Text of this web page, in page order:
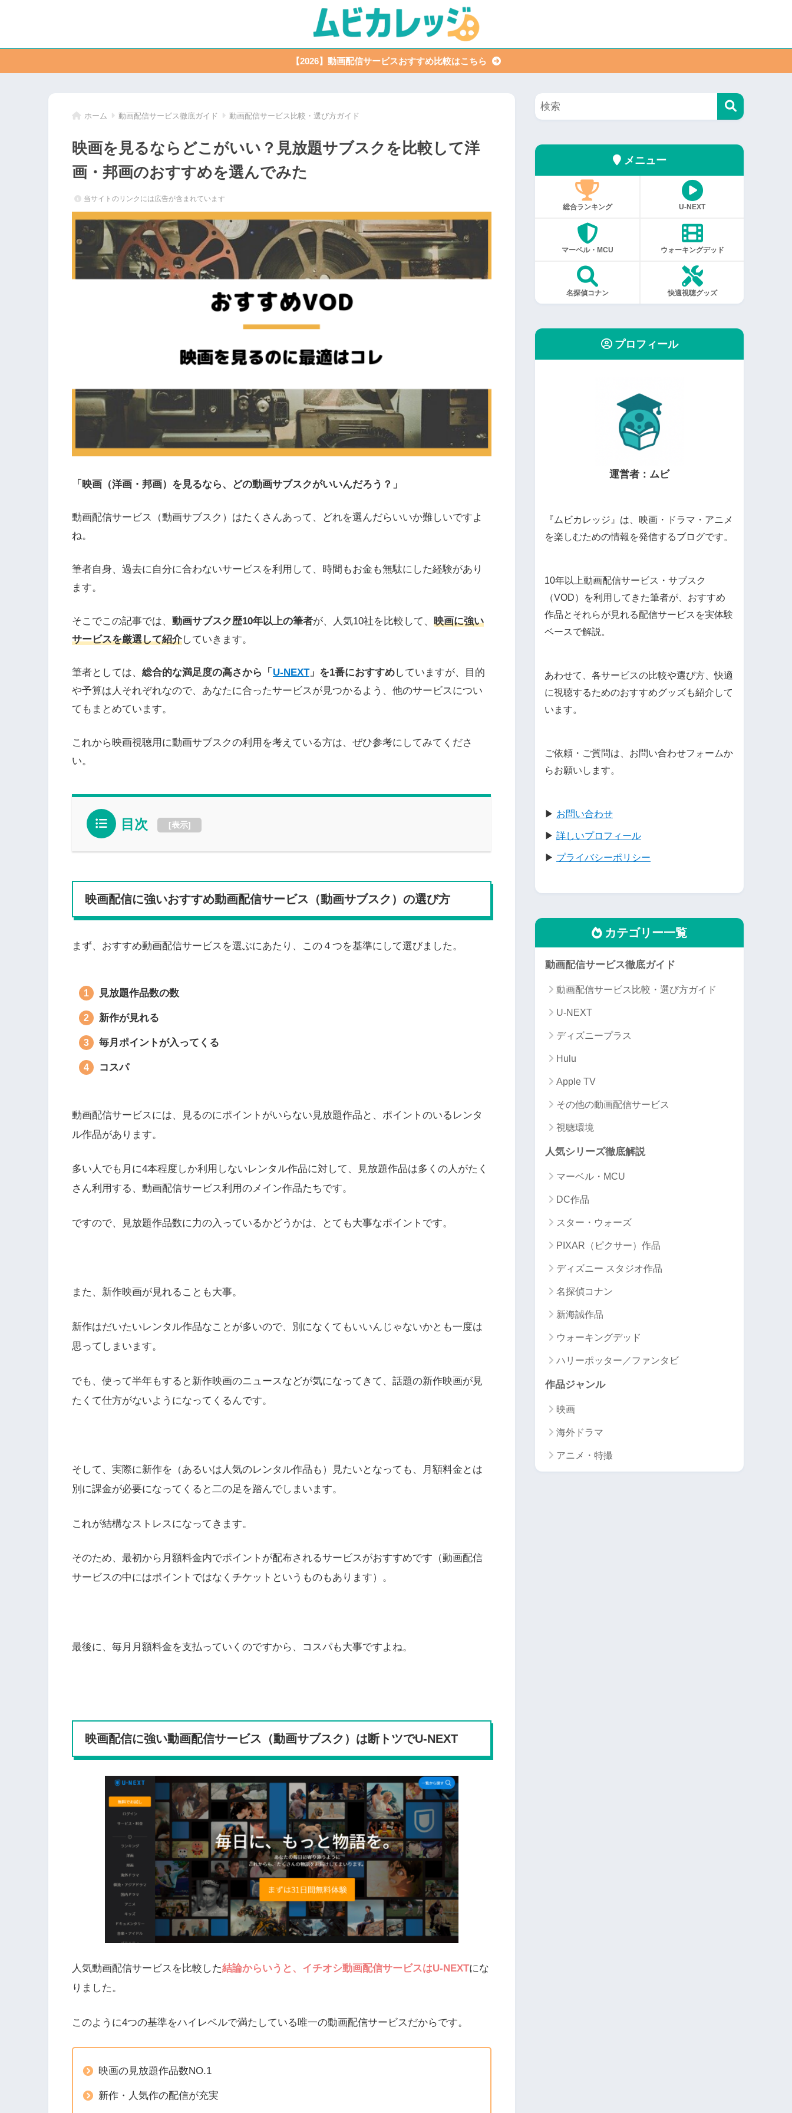
【2026】動画配信サービスおすすめ比較はこちら
ホーム 動画配信サービス徹底ガイド 動画配信サービス比較・選び方ガイド
映画を見るならどこがいい？見放題サブスクを比較して洋
画・邦画のおすすめを選んでみた
当サイトのリンクには広告が含まれています
「映画（洋画・邦画）を見るなら、どの動画サブスクがいいんだろう？」
動画配信サービス（動画サブスク）はたくさんあって、どれを選んだらいいか難しいですよ
ね。
筆者自身、過去に自分に合わないサービスを利用して、時間もお金も無駄にした経験があり
ます。
そこでこの記事では、 動画サブスク歴10年以上の筆者が、人気10社を比較して、 映画に強い
サービスを厳選して紹介していきます。
筆者としては、 総合的な満足度の高さから「 U-NEXT」を1番におすすめしていますが、目的
や予算は人それぞれなので、あなたに合ったサービスが見つかるよう、他のサービスについ
てもまとめています。
これから映画視聴用に動画サブスクの利用を考えている方は、ぜひ参考にしてみてくださ
い。
目次 [表示]
映画配信に強いおすすめ動画配信サービス（動画サブスク）の選び方
まず、おすすめ動画配信サービスを選ぶにあたり、この４つを基準にして選びました。
見放題作品数の数
新作が見れる
毎月ポイントが入ってくる
コスパ
動画配信サービスには、見るのにポイントがいらない見放題作品と、ポイントのいるレンタ
ル作品があります。
多い人でも月に4本程度しか利用しないレンタル作品に対して、見放題作品は多くの人がたく
さん利用する、動画配信サービス利用のメイン作品たちです。
ですので、見放題作品数に力の入っているかどうかは、とても大事なポイントです。
また、新作映画が見れることも大事。
新作はだいたいレンタル作品なことが多いので、別になくてもいいんじゃないかとも一度は
思ってしまいます。
でも、使って半年もすると新作映画のニュースなどが気になってきて、話題の新作映画が見
たくて仕方がないようになってくるんです。
そして、実際に新作を（あるいは人気のレンタル作品も）見たいとなっても、月額料金とは
別に課金が必要になってくると二の足を踏んでしまいます。
これが結構なストレスになってきます。
そのため、最初から月額料金内でポイントが配布されるサービスがおすすめです（動画配信
サービスの中にはポイントではなくチケットというものもあります）。
最後に、毎月月額料金を支払っていくのですから、コスパも大事ですよね。
映画配信に強い動画配信サービス（動画サブスク）は断トツでU-NEXT
人気動画配信サービスを比較した結論からいうと、イチオシ動画配信サービスはU-NEXTにな
りました。
このように4つの基準をハイレベルで満たしている唯一の動画配信サービスだからです。
映画の見放題作品数NO.1
新作・人気作の配信が充実
メニュー
総合ランキング U-NEXT
マーベル・MCU ウォーキングデッド
名探偵コナン 快適視聴グッズ
プロフィール
運営者：ムビ
『ムビカレッジ』は、映画・ドラマ・アニメ
を楽しむための情報を発信するブログです。
10年以上動画配信サービス・サブスク
（VOD）を利用してきた筆者が、おすすめ
作品とそれらが見れる配信サービスを実体験
ベースで解説。
あわせて、各サービスの比較や選び方、快適
に視聴するためのおすすめグッズも紹介して
います。
ご依頼・ご質問は、お問い合わせフォームか
らお願いします。
▶ お問い合わせ
▶ 詳しいプロフィール
▶ プライバシーポリシー
カテゴリー一覧
動画配信サービス徹底ガイド
動画配信サービス比較・選び方ガイド
U-NEXT
ディズニープラス
Hulu
Apple TV
その他の動画配信サービス
視聴環境
人気シリーズ徹底解説
マーベル・MCU
DC作品
スター・ウォーズ
PIXAR（ピクサー）作品
ディズニー スタジオ作品
名探偵コナン
新海誠作品
ウォーキングデッド
ハリーポッター／ファンタビ
作品ジャンル
映画
海外ドラマ
アニメ・特撮